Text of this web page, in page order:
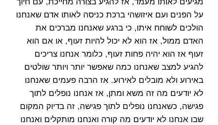
על הפנים ועם איזושהי ברכת כניסה לאותו אדם שאנחנו
הולכים לשוחח איתו, כי ברגע שאנחנו מברכים את
האדם ממול, אז הוא לא יכול להיות זעוף, או אם הוא
זעוף אז הוא יהיה פחות זעוף, כלומר אנחנו צריכים
להגיע למצב שאנחנו כמה שאפשר יותר ויותר שולטים
באירוע ולא מובלים לאירוע. אז הרבה פעמים שאנחנו
לא יודעים מה זה משא ומתן, אז אנחנו נופלים לתוך
פגישה, כשאנחנו נופלים לתוך פגישה, זה בדיוק המקום
שבו אנחנו לא יודעים מה קורה ואנחנו מותקלים ואנחנו